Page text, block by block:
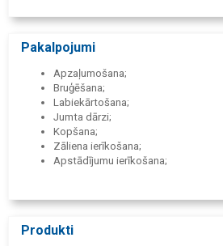
daudzu gadu pieredzi šajā nozarē,
Pakalpojumi
Apzaļumošana;
Bruģēšana;
Labiekārtošana;
Jumta dārzi;
Kopšana;
Zāliena ierīkošana;
Apstādījumu ierīkošana;
Produkti